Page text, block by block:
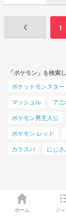
ホーム ジ
keyboard_arrow_left 1
「ポケモン」を検索
ポケットモンスター
マッシュル
アニ
ポケモン男主人公
ポケモン レッド
カラスバ
にじさ